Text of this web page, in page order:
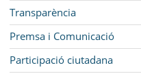
Transparència
Premsa i Comunicació
Participació ciutadana